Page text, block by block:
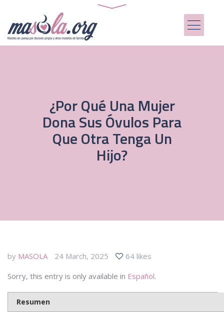
¿Por Qué Una Mujer
Dona Sus Óvulos Para
Que Otra Tenga Un
Hijo?
by MASOLA 24 March, 2025
64 likes
Sorry, this entry is only available in Español.
Resumen